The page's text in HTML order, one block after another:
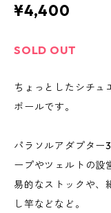
¥4,400
SOLD OUT
ちょっとしたシチュ
ポールです。
パラソルアダプター
ープやツェルトの設
易的なストックや、
し竿などなど。